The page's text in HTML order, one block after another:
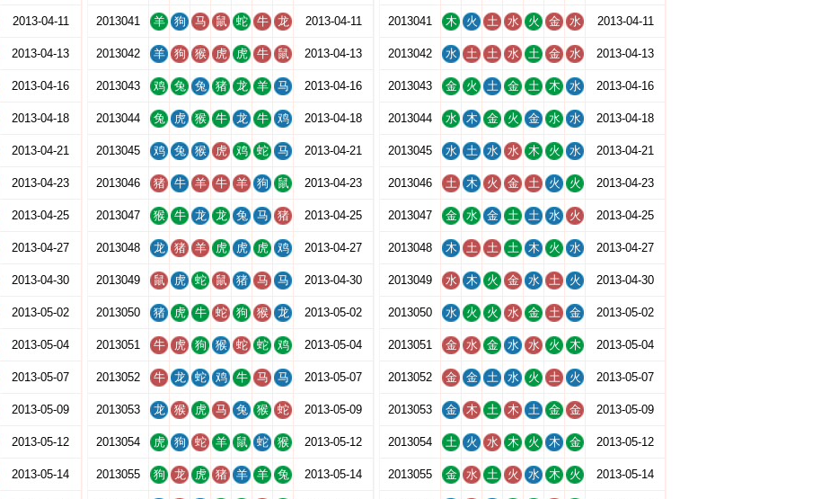
2013-04-11
2013-04-13
2013-04-16
2013-04-18
2013-04-21
2013-04-23
2013-04-25
2013-04-27
2013-04-30
2013-05-02
2013-05-04
2013-05-07
2013-05-09
2013-05-12
2013-05-14
2013041 羊 狗 马 鼠 蛇 牛 龙 2013-04-11
2013042 羊 狗 猴 虎 虎 牛 鼠 2013-04-13
2013043 鸡 兔 兔 猪 龙 羊 马 2013-04-16
2013044 兔 虎 猴 牛 龙 牛 鸡 2013-04-18
2013045 鸡 兔 猴 虎 鸡 蛇 马 2013-04-21
2013046 猪 牛 羊 牛 羊 狗 鼠 2013-04-23
2013047 猴 牛 龙 龙 兔 马 猪 2013-04-25
2013048 龙 猪 羊 虎 虎 虎 鸡 2013-04-27
2013049 鼠 虎 蛇 鼠 猪 马 马 2013-04-30
2013050 猪 虎 牛 蛇 狗 猴 龙 2013-05-02
2013051 牛 虎 狗 猴 蛇 蛇 鸡 2013-05-04
2013052 牛 龙 蛇 鸡 牛 马 马 2013-05-07
2013053 龙 猴 虎 马 兔 猴 蛇 2013-05-09
2013054 虎 狗 蛇 羊 鼠 蛇 猴 2013-05-12
2013055 狗 龙 虎 猪 羊 羊 兔 2013-05-14
2013041 木 火 土 水 火 金 水 2013-04-11
2013042 水 土 土 水 土 金 水 2013-04-13
2013043 金 火 土 金 土 木 水 2013-04-16
2013044 水 木 金 火 金 水 水 2013-04-18
2013045 水 土 水 水 木 火 水 2013-04-21
2013046 土 木 火 金 土 火 火 2013-04-23
2013047 金 水 金 土 土 水 火 2013-04-25
2013048 木 土 土 土 木 火 水 2013-04-27
2013049 水 木 火 金 水 土 火 2013-04-30
2013050 水 火 火 水 金 土 金 2013-05-02
2013051 金 水 金 水 水 火 木 2013-05-04
2013052 金 金 土 水 火 土 火 2013-05-07
2013053 金 木 土 木 土 金 金 2013-05-09
2013054 土 火 水 木 火 木 金 2013-05-12
2013055 金 水 土 火 水 木 火 2013-05-14